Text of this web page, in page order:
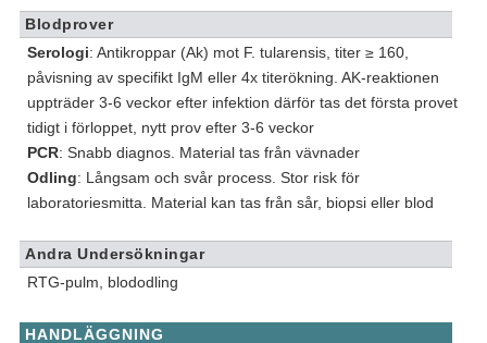
Blodprover
Serologi: Antikroppar (Ak) mot F. tularensis, titer ≥ 160,
påvisning av specifikt IgM eller 4x titerökning. AK-reaktionen
uppträder 3-6 veckor efter infektion därför tas det första provet
tidigt i förloppet, nytt prov efter 3-6 veckor
PCR: Snabb diagnos. Material tas från vävnader
Odling: Långsam och svår process. Stor risk för
laboratoriesmitta. Material kan tas från sår, biopsi eller blod
Andra Undersökningar
RTG-pulm, blododling
HANDLÄGGNING